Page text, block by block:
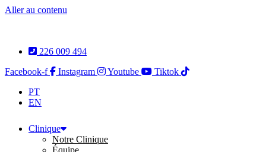
Aller au contenu
226 009 494
Facebook-f
Instagram Youtube
Tiktok
PT
EN
Clinique
Notre Clinique
Équipe